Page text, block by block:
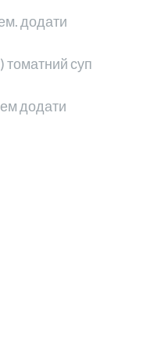
додати
томатний суп
додати